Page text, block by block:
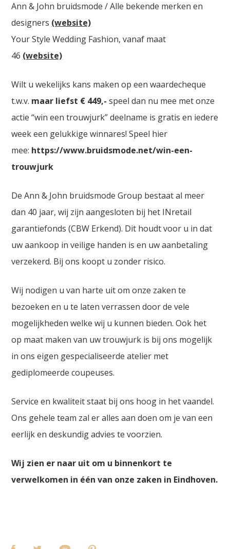
Ann & John bruidsmode / Alle bekende merken en
designers (website)
Your Style Wedding Fashion, vanaf maat
46 (website)
Wilt u wekelijks kans maken op een waardecheque
t.w.v. maar liefst € 449,- speel dan nu mee met onze
actie “win een trouwjurk” deelname is gratis en iedere
week een gelukkige winnares! Speel hier
mee: https://www.bruidsmode.net/win-een-
trouwjurk
De Ann & John bruidsmode Group bestaat al meer
dan 40 jaar, wij zijn aangesloten bij het INretail
garantiefonds (CBW Erkend). Dit houdt voor u in dat
uw aankoop in veilige handen is en uw aanbetaling
verzekerd. Bij ons koopt u zonder risico.
Wij nodigen u van harte uit om onze zaken te
bezoeken en u te laten verrassen door de vele
mogelijkheden welke wij u kunnen bieden. Ook het
op maat maken van uw trouwjurk is bij ons mogelijk
in ons eigen gespecialiseerde atelier met
gediplomeerde coupeuses.
Service en kwaliteit staat bij ons hoog in het vaandel.
Ons gehele team zal er alles aan doen om je van een
eerlijk en deskundig advies te voorzien.
Wij zien er naar uit om u binnenkort te
verwelkomen in één van onze zaken in Eindhoven.